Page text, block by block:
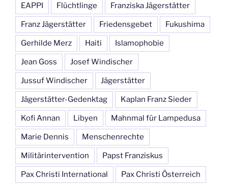
EAPPI Flüchtlinge Franziska Jägerstätter
Franz Jägerstätter Friedensgebet Fukushima
Gerhilde Merz Haiti Islamophobie
Jean Goss Josef Windischer
Jussuf Windischer Jägerstätter
Jägerstätter-Gedenktag Kaplan Franz Sieder
Kofi Annan Libyen Mahnmal für Lampedusa
Marie Dennis Menschenrechte
Militärintervention Papst Franziskus
Pax Christi International Pax Christi Österreich